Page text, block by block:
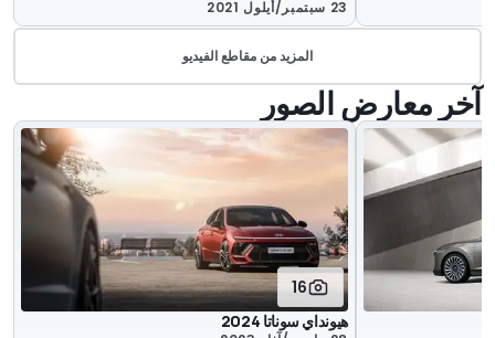
23 سبتمبر/أيلول 2021
المزيد من مقاطع الفيديو
آخر معارض الصور
16
هيونداي سوناتا 2024